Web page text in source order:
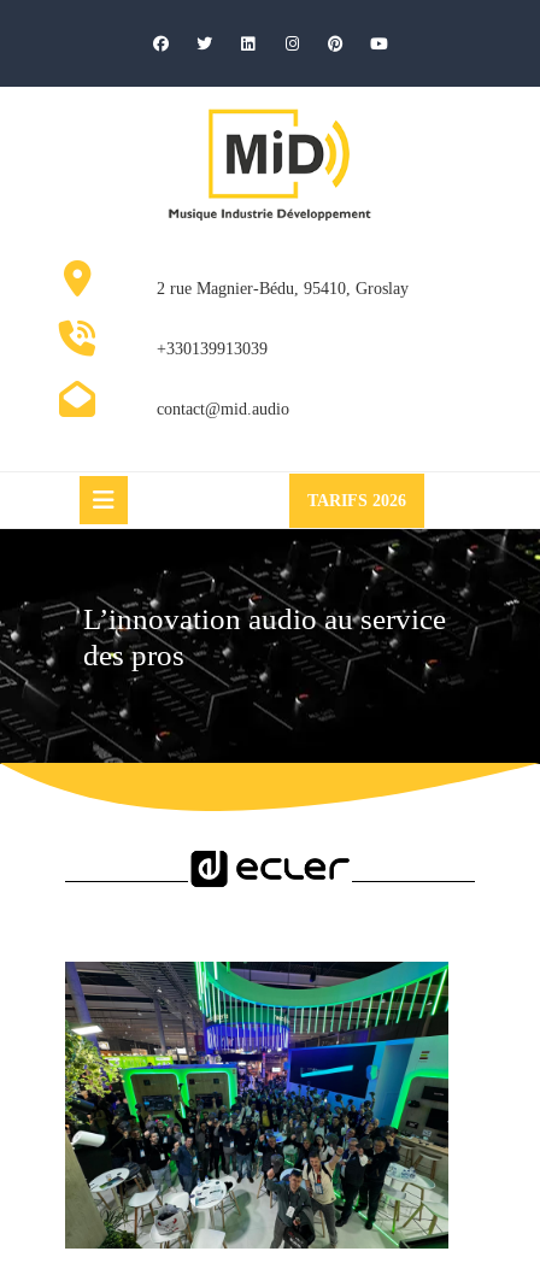
2 rue Magnier-Bédu, 95410, Groslay
+330139913039
contact@mid.audio
Button
TARIFS 2026Request
a
quote
L’innovation audio au service
des pros